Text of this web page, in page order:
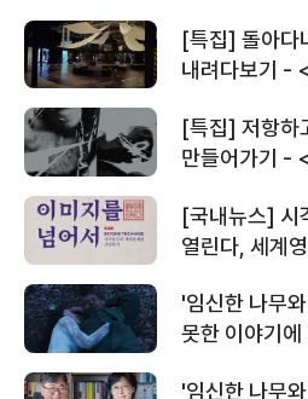
[특집] 돌아다
내려다보기 -
[특집] 저항하
만들어가기 -
[국내뉴스] 시
열린다, 세계
'임신한 나무
못한 이야기에
'임신한 나무